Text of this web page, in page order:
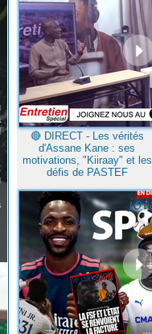
🔴​ DIRECT - Les vérités
d'Assane Kane : ses
motivations, "Kiiraay" et les
défis de PASTEF